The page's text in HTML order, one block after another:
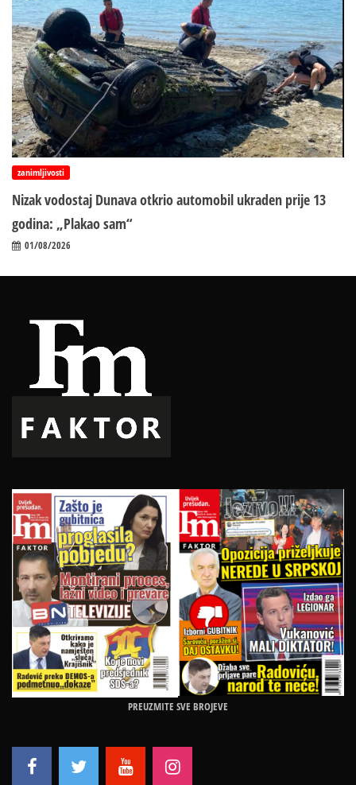
zanimljivosti
Nizak vodostaj Dunava otkrio automobil ukraden prije 13
godina: „Plakao sam“
01/08/2026
PREUZMITE SVE BROJEVE